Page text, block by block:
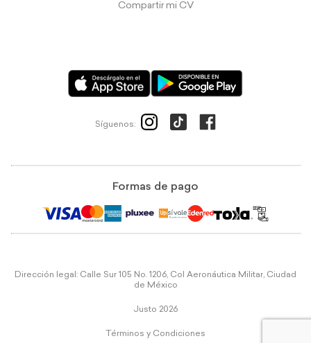
Compartir mi CV
Síguenos:
Formas de pago
Dirección legal: Calle Sur 105 No. 1206, Col Aeronáutica Militar, Ciudad
de México
Justo 2026
Términos y Condiciones